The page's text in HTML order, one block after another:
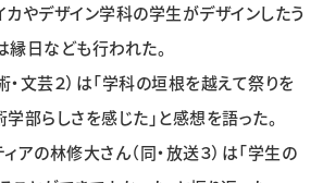
集 お問い合わせ
やデザイン学科の学生がデザインしたう
縁日なども行われた。
文芸２）は「学科の垣根を越えて祭りを
部らしさを感じた」と感想を語った。
アの林修大さん（同・放送３）は「学生の